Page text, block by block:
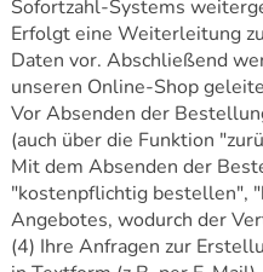
Sofortzahl-Systems
Erfolgt eine Weiterleitung
Daten vor. Abschließend
unseren Online-Shop
Vor Absenden der
(auch über die Funktion
Mit dem Absenden der
"kostenpflichtig bestellen",
Angebotes, wodurch der
(4) Ihre Anfragen zur